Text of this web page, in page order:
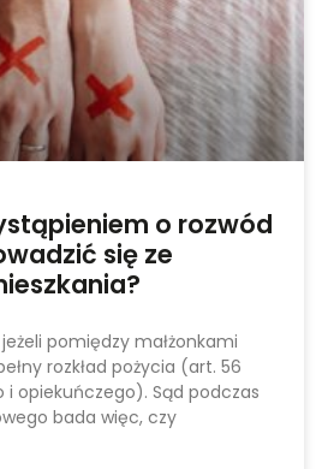
o rozwód
się ze
pomiędzy małżonkami
rozkład pożycia (art. 56
i opiekuńczego). Sąd podczas
bada więc, czy